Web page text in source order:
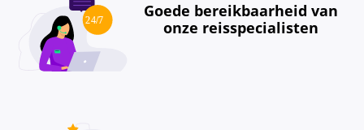
Goede bereikbaarheid van
onze reisspecialisten